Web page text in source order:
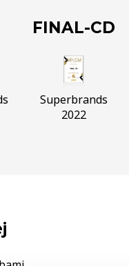
FINAL-CD
Superbrands
2022